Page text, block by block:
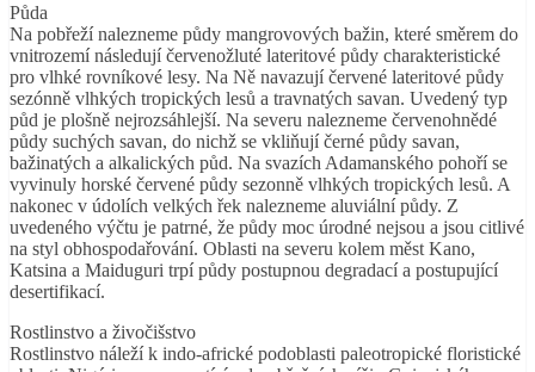
Půda
Na pobřeží nalezneme půdy mangrovových bažin, které směrem do
vnitrozemí následují červenožluté lateritové půdy charakteristické
pro vlhké rovníkové lesy. Na Ně navazují červené lateritové půdy
sezónně vlhkých tropických lesů a travnatých savan. Uvedený typ
půd je plošně nejrozsáhlejší. Na severu nalezneme červenohnědé
půdy suchých savan, do nichž se vkliňují černé půdy savan,
bažinatých a alkalických půd. Na svazích Adamanského pohoří se
vyvinuly horské červené půdy sezonně vlhkých tropických lesů. A
nakonec v údolích velkých řek nalezneme aluviální půdy. Z
uvedeného výčtu je patrné, že půdy moc úrodné nejsou a jsou citlivé
na styl obhospodařování. Oblasti na severu kolem měst Kano,
Katsina a Maiduguri trpí půdy postupnou degradací a postupující
desertifikací.
Rostlinstvo a živočišstvo
Rostlinstvo náleží k indo-africké podoblasti paleotropické floristické